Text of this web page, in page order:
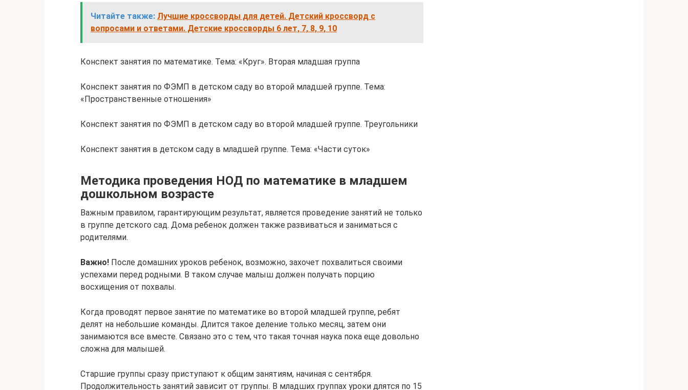
Читайте также: Лучшие кроссворды для детей. Детский кроссворд с
вопросами и ответами. Детские кроссворды 6 лет, 7, 8, 9, 10
Конспект занятия по математике. Тема: «Круг». Вторая младшая группа
Конспект занятия по ФЭМП в детском саду во второй младшей группе. Тема:
«Пространственные отношения»
Конспект занятия по ФЭМП в детском саду во второй младшей группе. Треугольники
Конспект занятия в детском саду в младшей группе. Тема: «Части суток»
Методика проведения НОД по математике в младшем
дошкольном возрасте
Важным правилом, гарантирующим результат, является проведение занятий не только
в группе детского сад. Дома ребенок должен также развиваться и заниматься с
родителями.
Важно! После домашних уроков ребенок, возможно, захочет похвалиться своими
успехами перед родными. В таком случае малыш должен получать порцию
восхищения от похвалы.
Когда проводят первое занятие по математике во второй младшей группе, ребят
делят на небольшие команды. Длится такое деление только месяц, затем они
занимаются все вместе. Связано это с тем, что такая точная наука пока еще довольно
сложна для малышей.
Старшие группы сразу приступают к общим занятиям, начиная с сентября.
Продолжительность занятий зависит от группы. В младших группах уроки длятся по 15